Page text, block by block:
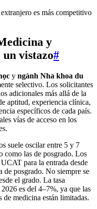
es más competitivo
y
un vistazo#
y ngành Nha khoa du
selectivo. Los solicitantes
adicionales más allá de la
aptitud, experiencia clínica,
específicos de cada país.
vías de acceso en los
suele oscilar entre 5 y 7
como las de posgrado. Los
para la entrada desde
posgrado. No siempre se
el grado. La tasa
es del 4–7%, ya que las
de medicina están limitadas.